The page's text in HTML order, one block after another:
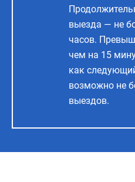
выезда — не
часов.
чем на 15
как
возможно не
выездов.